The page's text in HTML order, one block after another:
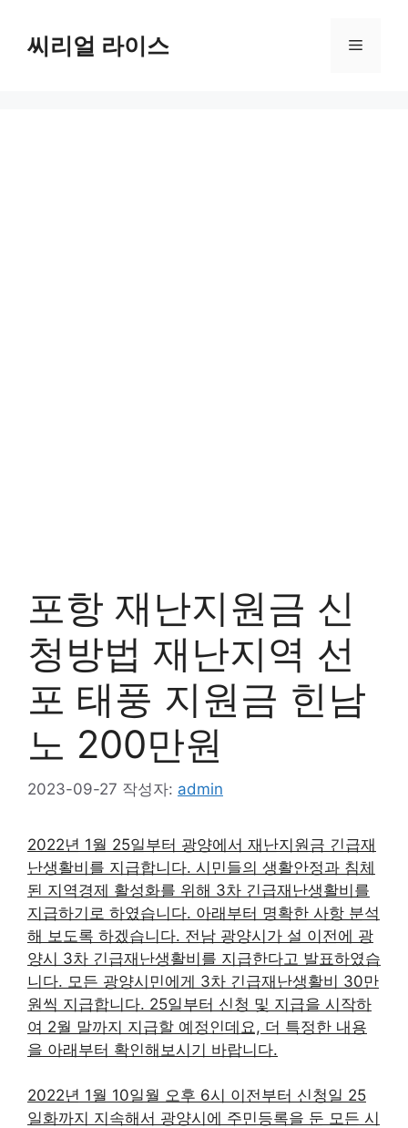
씨리얼 라이스 메
포항 재난지원금 신
청방법 재난지역 선
포 태풍 지원금 힌남
노 200만원
2023-09-27 작성자: admin
2022년 1월 25일부터 광양에서 재난지원금 긴급재
난생활비를 지급합니다. 시민들의 생활안정과 침체
된 지역경제 활성화를 위해 3차 긴급재난생활비를
지급하기로 하였습니다. 아래부터 명확한 사항 분석
해 보도록 하겠습니다. 전남 광양시가 설 이전에 광
양시 3차 긴급재난생활비를 지급한다고 발표하였습
니다. 모든 광양시민에게 3차 긴급재난생활비 30만
원씩 지급합니다. 25일부터 신청 및 지급을 시작하
여 2월 말까지 지급할 예정인데요, 더 특정한 내용
을 아래부터 확인해보시기 바랍니다.
2022년 1월 10일월 오후 6시 이전부터 신청일 25
일화까지 지속해서 광양시에 주민등록을 둔 모든 시